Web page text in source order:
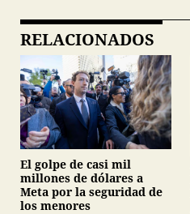
RELACIONADOS
El golpe de casi mil
millones de dólares a
Meta por la seguridad de
los menores